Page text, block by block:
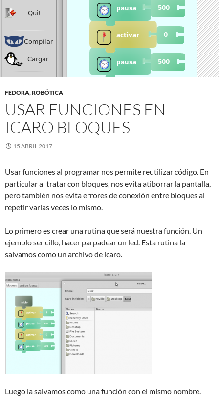
FEDORA,ROBÓTICA
USAR FUNCIONES EN
ICARO BLOQUES
15 ABRIL 2017
Usar funciones al programar nos permite reutilizar código. En
particular al tratar con bloques, nos evita atiborrar la pantalla,
pero también nos evita errores de conexión entre bloques al
repetir varias veces lo mismo.
Lo primero es crear una rutina que será nuestra función. Un
ejemplo sencillo, hacer parpadear un led. Esta rutina la
salvamos como un archivo de icaro.
Luego la salvamos como una función con el mismo nombre.